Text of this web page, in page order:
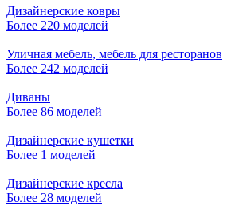
Дизайнерские ковры
Более 220 моделей
Уличная мебель, мебель для ресторанов
Более 242 моделей
Диваны
Более 86 моделей
Дизайнерские кушетки
Более 1 моделей
Дизайнерские кресла
Более 28 моделей